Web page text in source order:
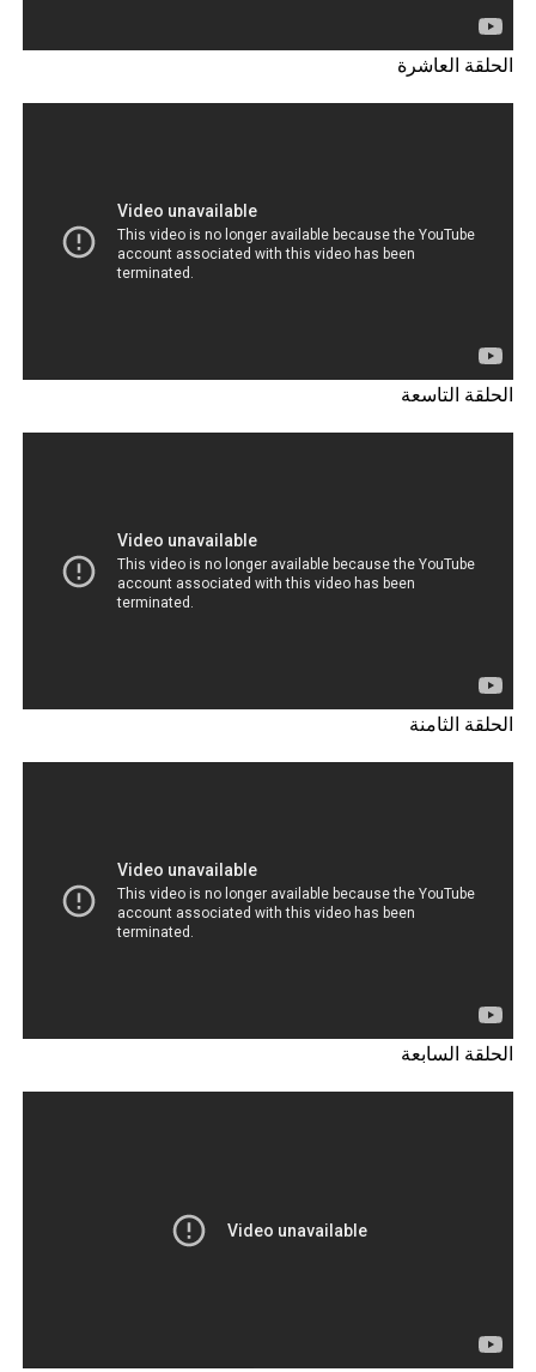
الحلقة العاشرة
الحلقة التاسعة
الحلقة الثامنة
الحلقة السابعة